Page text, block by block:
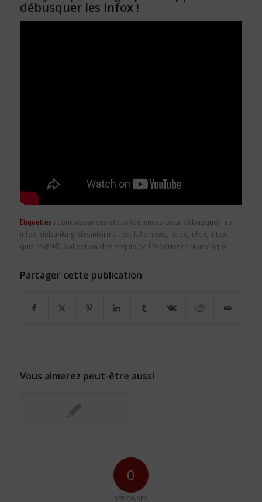
débusquer les infox !
Etiquettes : connaissances et compétences pour débusquer les
infox debunking, désinformation fake news hoax infox intox
quiz VAEN© Validation des Acquis de l'Expérience Numérique
Partager cette publication
Vous aimerez peut-être aussi
0
RÉPONSES